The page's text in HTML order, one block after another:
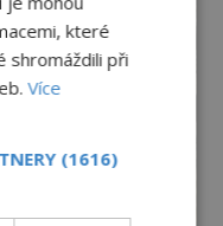
které
shromáždili při
Více
(1616)